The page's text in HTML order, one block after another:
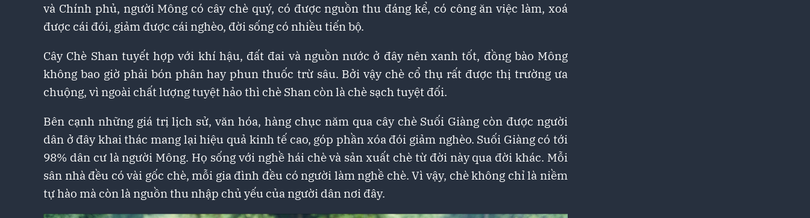
và Chính phủ, người Mông có cây chè quý, có được nguồn thu đáng kể, có công ăn việc làm, xoá
được cái đói, giảm được cái nghèo, đời sống có nhiều tiến bộ.
Cây Chè Shan tuyết hợp với khí hậu, đất đai và nguồn nước ở đây nên xanh tốt, đồng bào Mông
không bao giờ phải bón phân hay phun thuốc trừ sâu. Bởi vậy chè cổ thụ rất được thị trường ưa
chuộng, vì ngoài chất lượng tuyệt hảo thì chè Shan còn là chè sạch tuyệt đối.
Bên cạnh những giá trị lịch sử, văn hóa, hàng chục năm qua cây chè Suối Giàng còn được người
dân ở đây khai thác mang lại hiệu quả kinh tế cao, góp phần xóa đói giảm nghèo. Suối Giàng có tới
98% dân cư là người Mông. Họ sống với nghề hái chè và sản xuất chè từ đời này qua đời khác. Mỗi
sân nhà đều có vài gốc chè, mỗi gia đình đều có người làm nghề chè. Vì vậy, chè không chỉ là niềm
tự hào mà còn là nguồn thu nhập chủ yếu của người dân nơi đây.